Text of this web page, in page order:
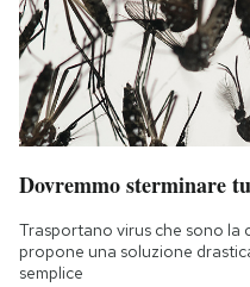
Dovremmo sterminare
Trasportano virus che sono la
propone una soluzione
semplice